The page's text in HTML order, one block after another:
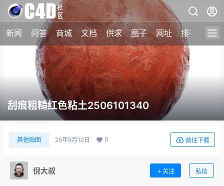
新闻 问答 商城 文档 供求 圈子 网址 排行榜
刮痕粗糙红色粘土2506101340
其他贴图 25年6月12日 0 前往下载
倪大叔 关注 私信